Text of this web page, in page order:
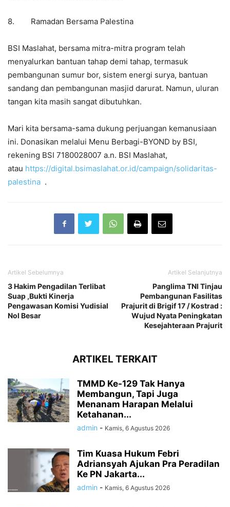
8. Ramadan Bersama Palestina
BSI Maslahat, bersama mitra-mitra program telah
menyalurkan bantuan tahap demi tahap, termasuk
pembangunan sumur bor, sistem energi surya, bantuan
sandang dan pembangunan masjid darurat. Namun, uluran
tangan kita masih sangat dibutuhkan.
Mari kita bersama-sama dukung perjuangan kemanusiaan
ini. Donasikan melalui Menu Berbagi-BYOND by BSI,
rekening BSI 7180028007 a.n. BSI Maslahat,
atau https://digital.bsimaslahat.or.id/campaign/solidaritas-
palestina .
Artikel Sebelumnya
3 Hakim Pengadilan Terlibat
Suap ,Bukti Kinerja
Pengawasan Komisi Yudisial
Nol Besar
Artikel Selanjutnya
Panglima TNI Tinjau
Pembangunan Fasilitas
Prajurit di Brigif 17 / Kostrad :
Wujud Nyata Peningkatan
Kesejahteraan Prajurit
ARTIKEL TERKAIT
TMMD Ke-129 Tak Hanya
Membangun, Tapi Juga
Menanam Harapan Melalui
Ketahanan...
admin - Kamis, 6 Agustus 2026
Tim Kuasa Hukum Febri
Adriansyah Ajukan Pra Peradilan
Ke PN Jakarta...
admin - Kamis, 6 Agustus 2026